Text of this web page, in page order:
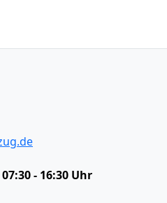
- 16:30 Uhr